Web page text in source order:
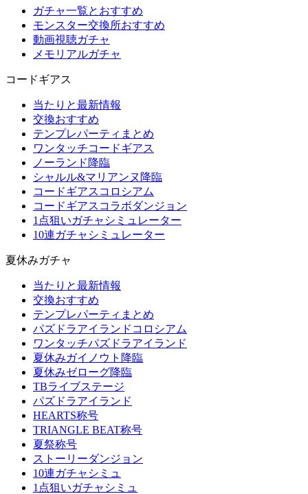
ガチャ一覧とおすすめ
モンスター交換所おすすめ
動画視聴ガチャ
メモリアルガチャ
コードギアス
当たりと最新情報
交換おすすめ
テンプレパーティまとめ
ワンタッチコードギアス
ノーランド降臨
シャルル&マリアンヌ降臨
コードギアスコロシアム
コードギアスコラボダンジョン
1点狙いガチャシミュレーター
10連ガチャシミュレーター
夏休みガチャ
当たりと最新情報
交換おすすめ
テンプレパーティまとめ
パズドラアイランドコロシアム
ワンタッチパズドラアイランド
夏休みガイノウト降臨
夏休みゼローグ降臨
TBライブステージ
パズドラアイランド
HEARTS称号
TRIANGLE BEAT称号
夏祭称号
ストーリーダンジョン
10連ガチャシミュ
1点狙いガチャシミュ